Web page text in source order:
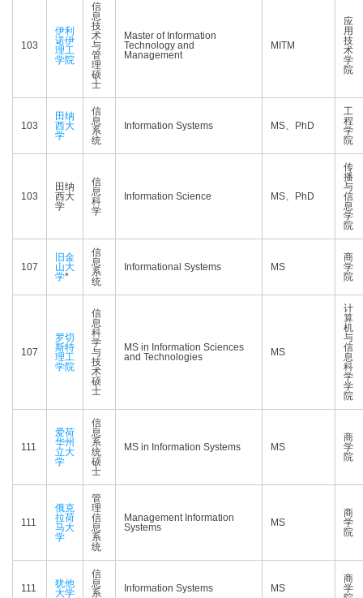
103
伊利
诺伊
理工
学院
信
息
技
术
与
管
理
硕
士
Master of Information
Technology and
Management
MITM
应
用
技
术
学
院
103
田纳
西大
学
信
息
系
统
Information Systems MS、PhD
工
程
学
院
103
田纳
西大
学
信
息
科
学
Information Science MS、PhD
传
播
与
信
息
学
院
107
旧金
山大
学*
信
息
系
统
Informational Systems MS
商
学
院
107
罗切
斯特
理工
学院
信
息
科
学
与
技
术
硕
士
MS in Information Sciences
and Technologies
MS
计
算
机
与
信
息
科
学
学
院
111
爱荷
华州
立大
学
信
息
系
统
硕
士
MS in Information Systems MS
商
学
院
111
俄克
拉荷
马大
学
管
理
信
息
系
统
Management Information
Systems
MS
商
学
院
111
犹他
大学
信
息
系
Information Systems MS
商
学